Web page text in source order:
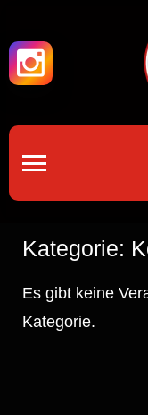
Kategorie:
Es gibt keine
Kategorie.